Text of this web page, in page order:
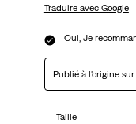
Traduire avec Google
Oui, Je
Publié à l'origine sur
Taille